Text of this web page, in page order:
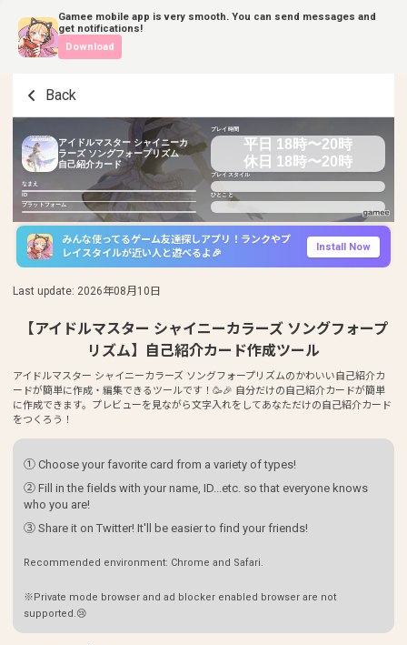
Gamee mobile app is very smooth. You can send messages and
get notifications!
Download
Back
アイドルマスター シャイニーカ
ラーズ ソングフォープリズム
自己紹介カード
なまえ
ID
プラットフォーム
プレイ時間
平日 18時〜20時
休日 18時〜20時
プレイスタイル
ひとこと
みんな使ってるゲーム友達探しアプリ！ランクやプ
レイスタイルが近い人と遊べるよ🎉
Install Now
Last update: 2026年08月10日
【アイドルマスター シャイニーカラーズ ソングフォープ
リズム】自己紹介カード作成ツール
アイドルマスター シャイニーカラーズ ソングフォープリズムのかわいい自己紹介カ
ードが簡単に作成・編集できるツールです！🥳🎉 自分だけの自己紹介カードが簡単
に作成できます。プレビューを見ながら文字入れをしてあなただけの自己紹介カード
をつくろう！
① Choose your favorite card from a variety of types!
② Fill in the fields with your name, ID...etc. so that everyone knows
who you are!
③ Share it on Twitter! It'll be easier to find your friends!
Recommended environment: Chrome and Safari.
※Private mode browser and ad blocker enabled browser are not
supported.😢